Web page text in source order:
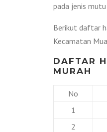
pada jenis
Berikut daftar
Kecamatan
DAFTAR
MURAH
No
1
2